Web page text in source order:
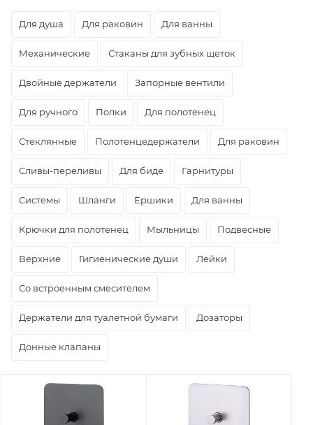
Для душа Для раковин Для ванны
Механические Стаканы для зубных щеток
Двойные держатели Запорные вентили
Для ручного Полки Для полотенец
Стеклянные Полотенцедержатели Для раковин
Сливы-переливы Для биде Гарнитуры
Системы Шланги Ёршики Для ванны
Крючки для полотенец Мыльницы Подвесные
Верхние Гигиенические души Лейки
Со встроенным смесителем
Держатели для туалетной бумаги Дозаторы
Донные клапаны